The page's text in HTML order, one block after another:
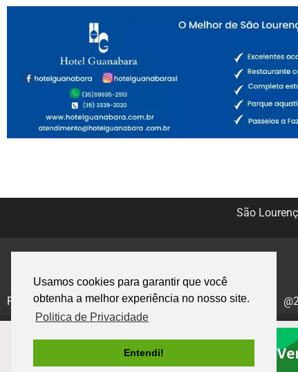
Usamos cookies para garantir que você
obtenha a melhor experiência no nosso site.
Politica de Privacidade
Entendi!
São
Politica de Privacidade